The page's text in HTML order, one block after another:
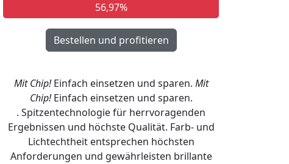
56,97%
Mit Chip!Einfach einsetzen und sparen. Mit
Chip!Einfach einsetzen und sparen.
. Spitzentechnologie für herrvoragenden
Ergebnissen und höchste Qualität. Farb- und
Lichtechtheit entsprechen höchsten
Anforderungen und gewährleisten brillante